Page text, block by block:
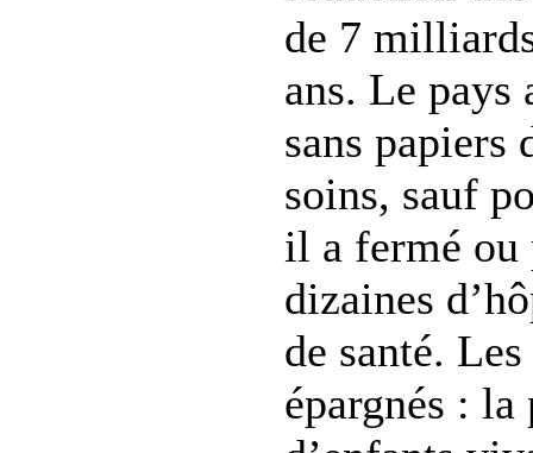
de 7
ans. Le pays
sans papiers
soins, sauf
il a fermé ou
dizaines
de santé.
épargnés :